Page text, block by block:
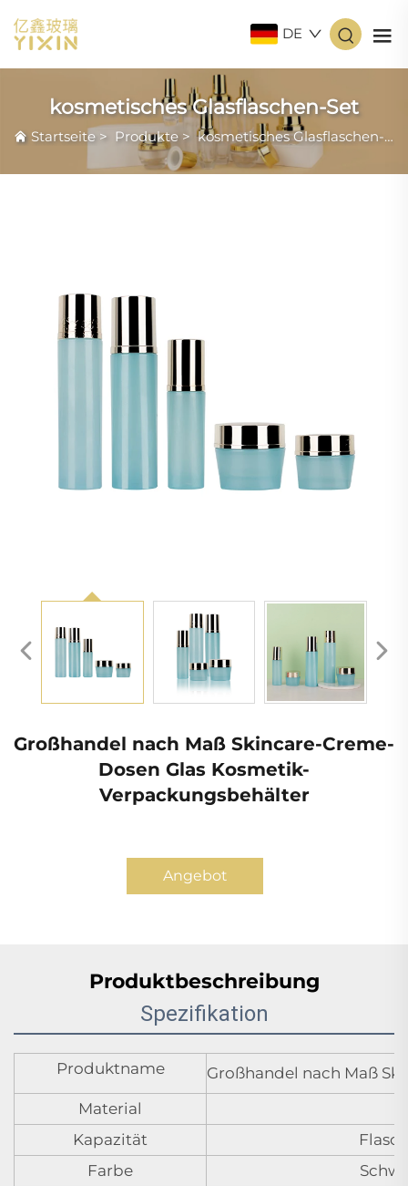
DE
kosmetisches Glasflaschen-Set
Startseite > Produkte >kosmetisches Glasflaschen-Set
Großhandel nach Maß Skincare-Creme-
Dosen Glas Kosmetik-
Verpackungsbehälter
Angebot
Produktbeschreibung
Spezifikation
Produktname
Großhandel nach Maß
Material
Kapazität
Farbe